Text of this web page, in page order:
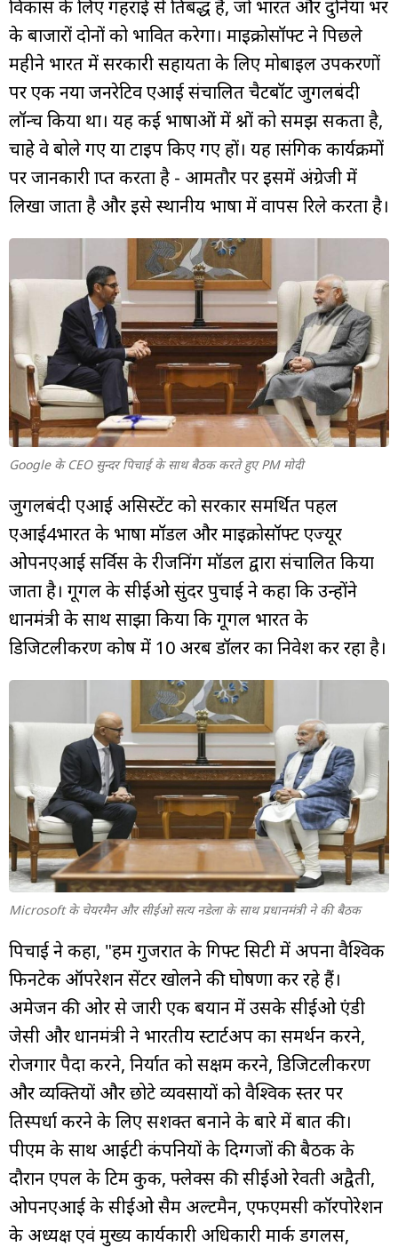
विकास के लिए गहराई से प्रतिबद्ध है, जो भारत और दुनिया भर
के बाजारों दोनों को प्रभावित करेगा। माइक्रोसॉफ्ट ने पिछले
महीने भारत में सरकारी सहायता के लिए मोबाइल उपकरणों
पर एक नया जनरेटिव एआई संचालित चैटबॉट जुगलबंदी
लॉन्च किया था। यह कई भाषाओं में प्रश्नों को समझ सकता है,
चाहे वे बोले गए या टाइप किए गए हों। यह प्रासंगिक कार्यक्रमों
पर जानकारी प्राप्त करता है - आमतौर पर इसमें अंग्रेजी में
लिखा जाता है और इसे स्थानीय भाषा में वापस रिले करता है।
Google के CEO सुन्दर पिचाई के साथ बैठक करते हुए PM मोदी
जुगलबंदी एआई असिस्टेंट को सरकार समर्थित पहल
एआई4भारत के भाषा मॉडल और माइक्रोसॉफ्ट एज्यूर
ओपनएआई सर्विस के रीजनिंग मॉडल द्वारा संचालित किया
जाता है। गूगल के सीईओ सुंदर पुचाई ने कहा कि उन्होंने
प्रधानमंत्री के साथ साझा किया कि गूगल भारत के
डिजिटलीकरण कोष में 10 अरब डॉलर का निवेश कर रहा है।
Microsoft के चेयरमैन और सीईओ सत्य नडेला के साथ प्रधानमंत्री ने की बैठक
पिचाई ने कहा, "हम गुजरात के गिफ्ट सिटी में अपना वैश्विक
फिनटेक ऑपरेशन सेंटर खोलने की घोषणा कर रहे हैं।
अमेजन की ओर से जारी एक बयान में उसके सीईओ एंडी
जेसी और प्रधानमंत्री ने भारतीय स्टार्टअप का समर्थन करने,
रोजगार पैदा करने, निर्यात को सक्षम करने, डिजिटलीकरण
और व्यक्तियों और छोटे व्यवसायों को वैश्विक स्तर पर
प्रतिस्पर्धा करने के लिए सशक्त बनाने के बारे में बात की।
पीएम के साथ आईटी कंपनियों के दिग्गजों की बैठक के
दौरान एपल के टिम कुक, फ्लेक्स की सीईओ रेवती अद्वैती,
ओपनएआई के सीईओ सैम अल्टमैन, एफएमसी कॉरपोरेशन
के अध्यक्ष एवं मुख्य कार्यकारी अधिकारी मार्क डगलस,